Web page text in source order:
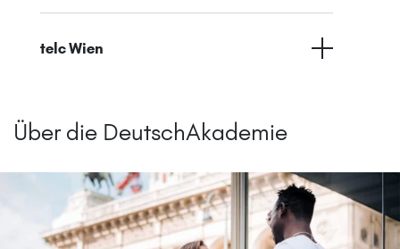
telc Wien
Über die DeutschAkademie